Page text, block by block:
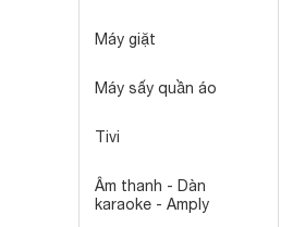
Máy giặt
Máy sấy quần áo
Tivi
Âm thanh - Dàn
karaoke - Amply